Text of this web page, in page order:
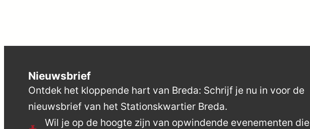
Nieuwsbrief
Ontdek het kloppende hart van Breda: Schrijf je nu in voor de
nieuwsbrief van het Stationskwartier Breda.
Wil je op de hoogte zijn van opwindende evenementen die